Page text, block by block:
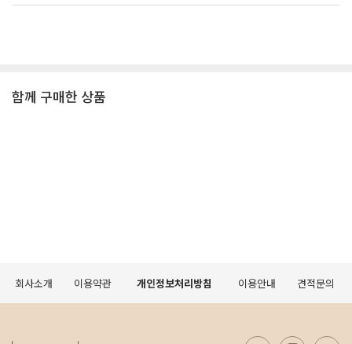
함께 구매한 상품
회사소개 이용약관 개인정보처리방침 이용안내 견적문의